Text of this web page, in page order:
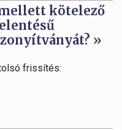
kötelező
»
frissítés: